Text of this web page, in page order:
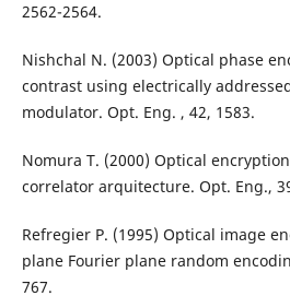
2562-2564.
Nishchal N. (2003) Optical phase
contrast using electrically
modulator. Opt. Eng. , 42, 1583.
Nomura T. (2000) Optical
correlator arquitecture. Opt. Eng.,
Refregier P. (1995) Optical image
plane Fourier plane random
767.